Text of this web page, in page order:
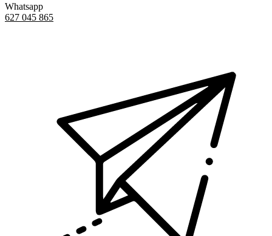
Whatsapp
627 045 865